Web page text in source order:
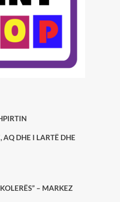
AQ DHE I LARTË DHE
– MARKEZ